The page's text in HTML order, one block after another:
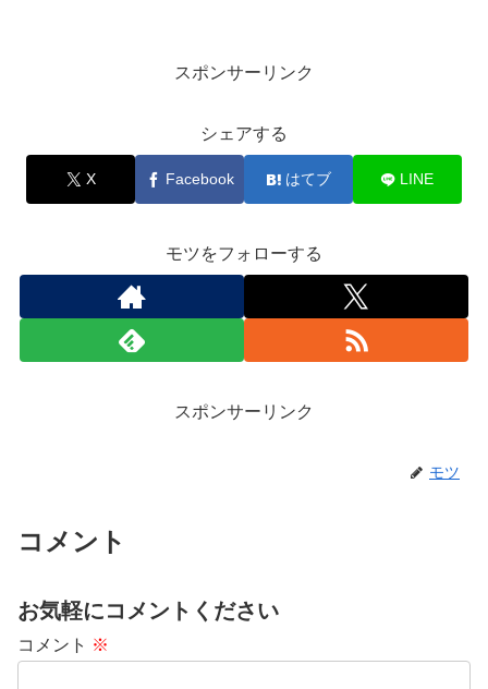
スポンサーリンク
シェアする
X Facebook はてブ LINE
モツをフォローする
スポンサーリンク
モツ
コメント
お気軽にコメントください
コメント ※